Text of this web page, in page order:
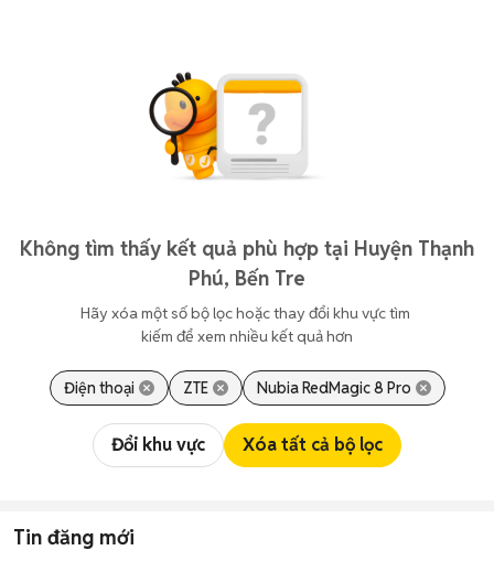
Không tìm thấy kết quả phù hợp tại Huyện Thạnh
Phú, Bến Tre
Hãy xóa một số bộ lọc hoặc thay đổi khu vực tìm
kiếm để xem nhiều kết quả hơn
Điện thoại ZTE Nubia RedMagic 8 Pro
Đổi khu vực Xóa tất cả bộ lọc
Tin đăng mới